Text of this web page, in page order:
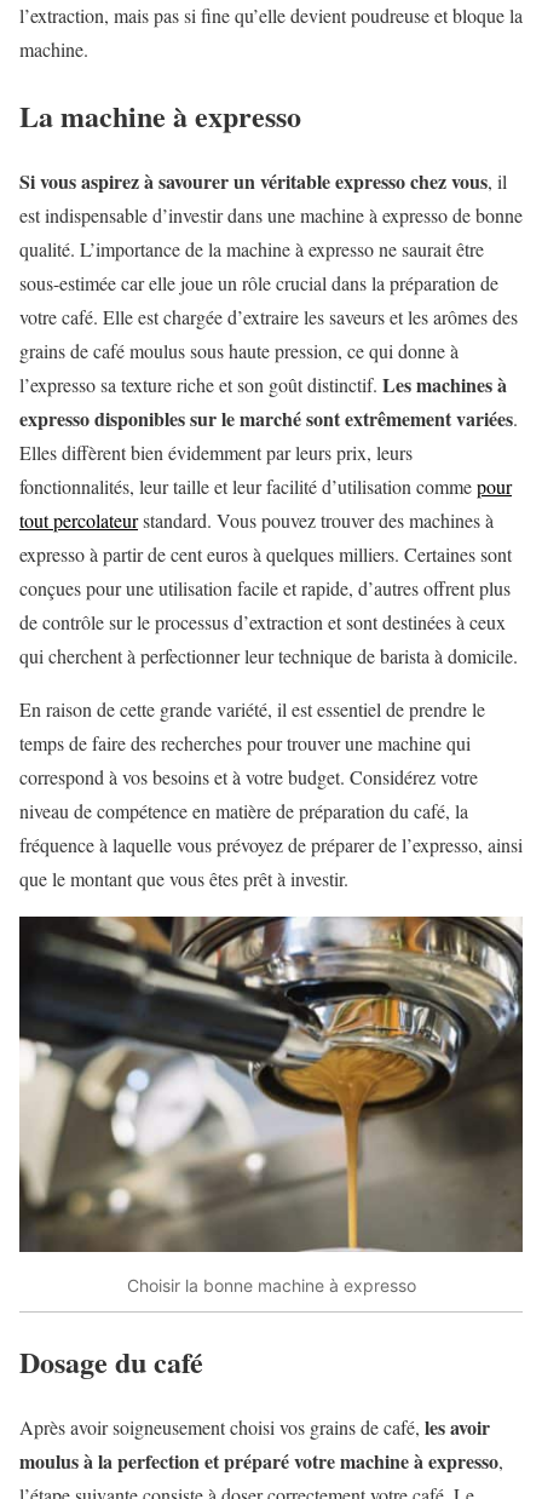
l’extraction, mais pas si fine qu’elle devient poudreuse et bloque la
machine.
La machine à expresso
Si vous aspirez à savourer un véritable expresso chez vous, il
est indispensable d’investir dans une machine à expresso de bonne
qualité. L’importance de la machine à expresso ne saurait être
sous-estimée car elle joue un rôle crucial dans la préparation de
votre café. Elle est chargée d’extraire les saveurs et les arômes des
grains de café moulus sous haute pression, ce qui donne à
l’expresso sa texture riche et son goût distinctif. Les machines à
expresso disponibles sur le marché sont extrêmement variées.
Elles diffèrent bien évidemment par leurs prix, leurs
fonctionnalités, leur taille et leur facilité d’utilisation commepour
tout percolateurstandard. Vous pouvez trouver des machines à
expresso à partir de cent euros à quelques milliers. Certaines sont
conçues pour une utilisation facile et rapide, d’autres offrent plus
de contrôle sur le processus d’extraction et sont destinées à ceux
qui cherchent à perfectionner leur technique de barista à domicile.
En raison de cette grande variété, il est essentiel de prendre le
temps de faire des recherches pour trouver une machine qui
correspond à vos besoins et à votre budget. Considérez votre
niveau de compétence en matière de préparation du café, la
fréquence à laquelle vous prévoyez de préparer de l’expresso, ainsi
que le montant que vous êtes prêt à investir.
Choisir la bonne machine à expresso
Dosage du café
Après avoir soigneusement choisi vos grains de café, les avoir
moulus à la perfection et préparé votre machine à expresso,